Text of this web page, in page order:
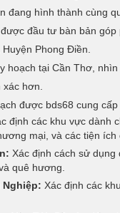
đang hình thành cùng
đầu tư bàn bản góp
Phong Điền.
hoạch tại Cần Thơ,
hơn.
được bds68 cung
định các khu vực dành
mại, và các tiện ích
Xác định cách sử
quê hương.
Nghiệp: Xác định các